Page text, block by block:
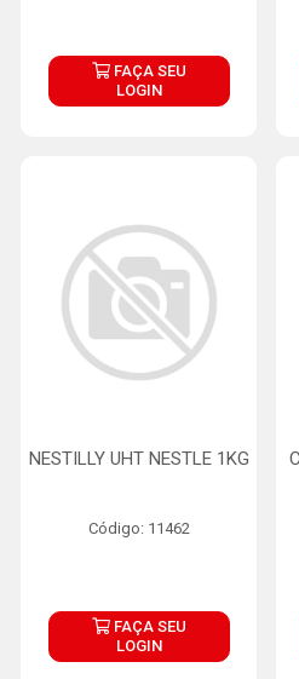
FAÇA SEU
LOGIN
NESTILLY UHT NESTLE 1KG
Código: 11462
FAÇA SEU
LOGIN